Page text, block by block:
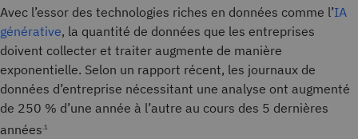
Avec l’essor des technologies riches en données comme l’IA
générative, la quantité de données que les entreprises
doivent collecter et traiter augmente de manière
exponentielle. Selon un rapport récent, les journaux de
données d’entreprise nécessitant une analyse ont augmenté
de 250 % d’une année à l’autre au cours des 5 dernières
années.1